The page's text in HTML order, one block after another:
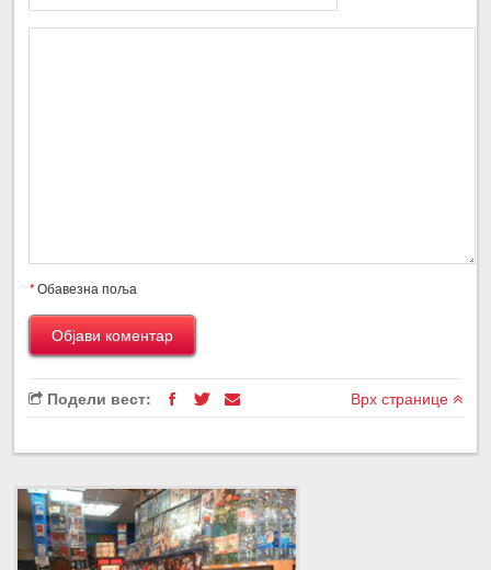
*Обавезна поља
Подели вест: Врх странице